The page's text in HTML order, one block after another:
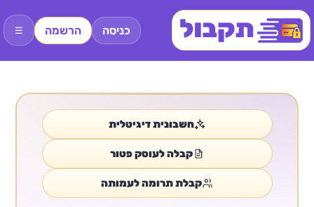
כניסה הרשמה ☰
חשבונית דיגיטלית
קבלה לעוסק פטור
קבלת תרומה לעמותה